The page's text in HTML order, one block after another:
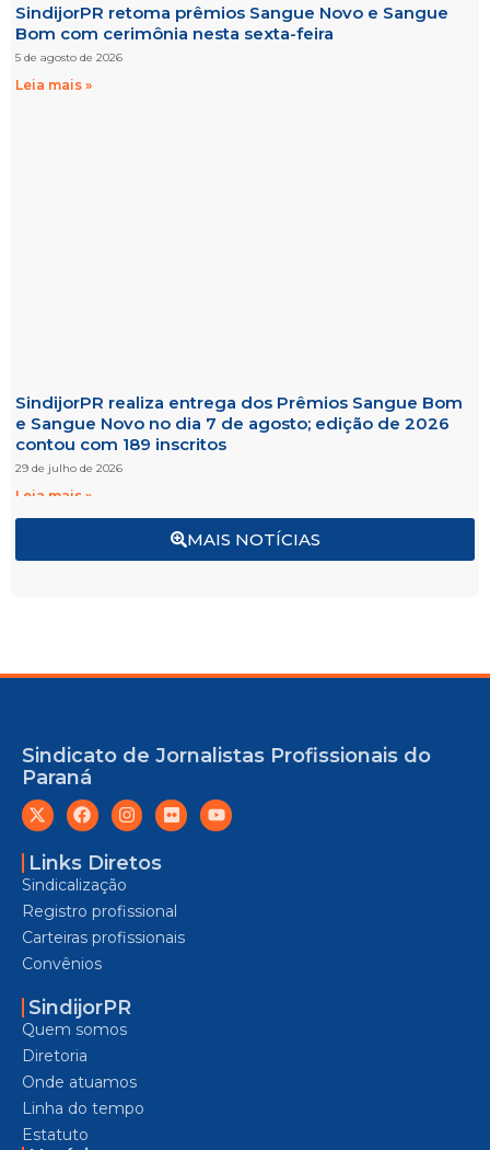
MAIS NOTÍCIAS
SindijorPR retoma prêmios Sangue Novo e Sangue
Bom com cerimônia nesta sexta-feira
5 de agosto de 2026
Leia mais »
SindijorPR realiza entrega dos Prêmios Sangue Bom
e Sangue Novo no dia 7 de agosto; edição de 2026
contou com 189 inscritos
29 de julho de 2026
Leia mais »
Sindicato de Jornalistas Profissionais do
Paraná
Links Diretos
Sindicalização
Registro profissional
Carteiras profissionais
Convênios
SindijorPR
Quem somos
Diretoria
Onde atuamos
Linha do tempo
Estatuto